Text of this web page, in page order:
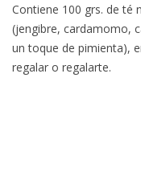
Contiene 100 grs. de té
(jengibre, cardamomo,
un toque de pimienta),
regalar o regalarte.